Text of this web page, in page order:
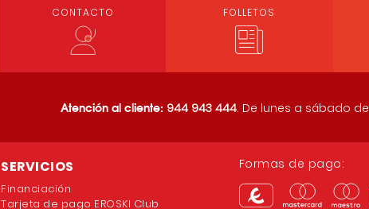
CONTACTO FOLLETOS
Atención al cliente: 944 943 444. De lunes a sábado de
SERVICIOS
Financiación
Tarjeta de pago EROSKI Club
Formas de pago: